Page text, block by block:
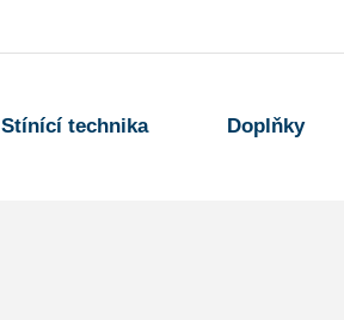
Stínící technika Doplňky